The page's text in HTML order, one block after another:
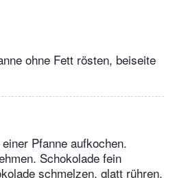
ohne Fett rösten, beiseite
Pfanne aufkochen.
Schokolade fein
schmelzen, glatt rühren.